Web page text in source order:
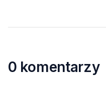
0 komentarzy